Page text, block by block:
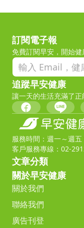
訂閱電子報
免費訂閱早安，開始健
追蹤早安健康
讓一天的生活充滿了
服務時間：週一～週
客戶服務專線：02-
文章分類
關於早安健康
關於我們
聯絡我們
廣告刊登